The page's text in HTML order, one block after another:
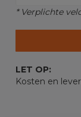
* Verplichte
LET OP:
Kosten en